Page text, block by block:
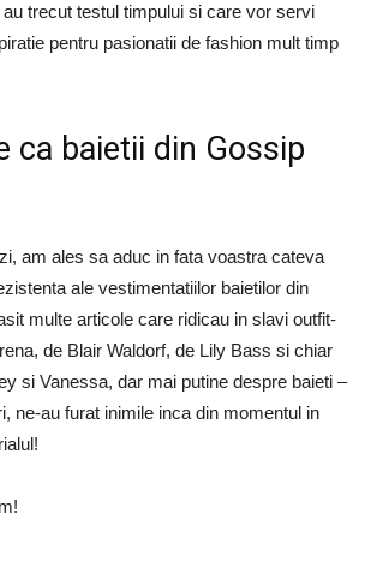
trecut testul timpului si care vor servi
pentru pasionatii de fashion mult timp
ca baietii din Gossip
am ales sa aduc in fata voastra cateva
ale vestimentatiilor baietilor din
multe articole care ridicau in slavi outfit-
de Blair Waldorf, de Lily Bass si chiar
si Vanessa, dar mai putine despre baieti –
ne-au furat inimile inca din momentul in